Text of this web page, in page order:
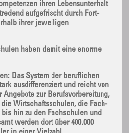
ihren Lebensunterhalt
aufgefrischt durch Fort-
ihrer jeweiligen
haben damit eine enorme
Das System der beruflichen
ausdifferenziert und reicht von
Angebote zur Berufsvorbereitung,
Wirtschaftsschulen, die Fach-
hin zu den Fachschulen und
werden dort über 400.000